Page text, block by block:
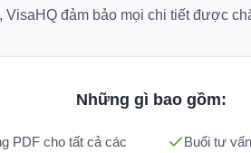
VisaHQ đảm bảo mọi chi tiết được
Những gì bao gồm:
PDF cho tất cả các
Buổi tư